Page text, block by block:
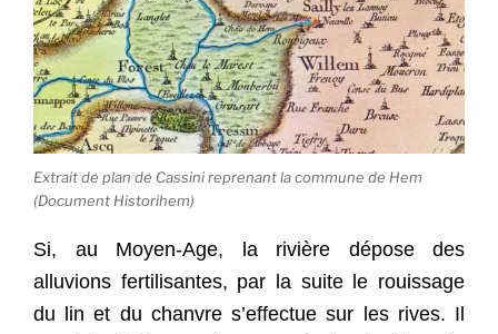
Extrait de plan de Cassini reprenant la commune de Hem
(Document Historihem)
Si, au Moyen-Age, la rivière dépose des
alluvions fertilisantes, par la suite le rouissage
du lin et du chanvre s’effectue sur les rives. Il